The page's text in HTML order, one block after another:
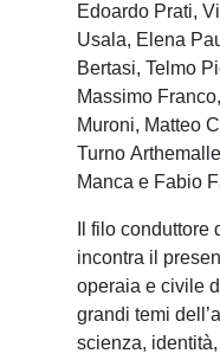
Edoardo Prati,
Usala, Elena
Bertasi, Telmo
Massimo
Muroni, Matteo
Turno
Manca e Fabio
Il filo
incontra il
operaia e civile
grandi temi
scienza,